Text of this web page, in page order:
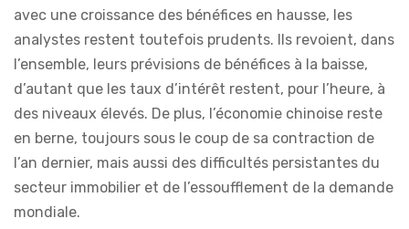
avec une croissance des bénéfices en hausse, les
analystes restent toutefois prudents. Ils revoient, dans
l’ensemble, leurs prévisions de bénéfices à la baisse,
d’autant que les taux d’intérêt restent, pour l’heure, à
des niveaux élevés. De plus, l’économie chinoise reste
en berne, toujours sous le coup de sa contraction de
l’an dernier, mais aussi des difficultés persistantes du
secteur immobilier et de l’essoufflement de la demande
mondiale.